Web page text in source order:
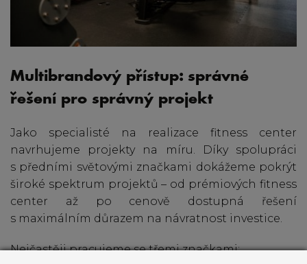
Multibrandový přístup: správné
řešení pro správný projekt
Jako specialisté na realizace fitness center
navrhujeme projekty na míru. Díky spolupráci
s předními světovými značkami dokážeme pokrýt
široké spektrum projektů – od prémiových fitness
center až po cenově dostupná řešení
s maximálním důrazem na návratnost investice.
Nejčastěji pracujeme se třemi značkami: